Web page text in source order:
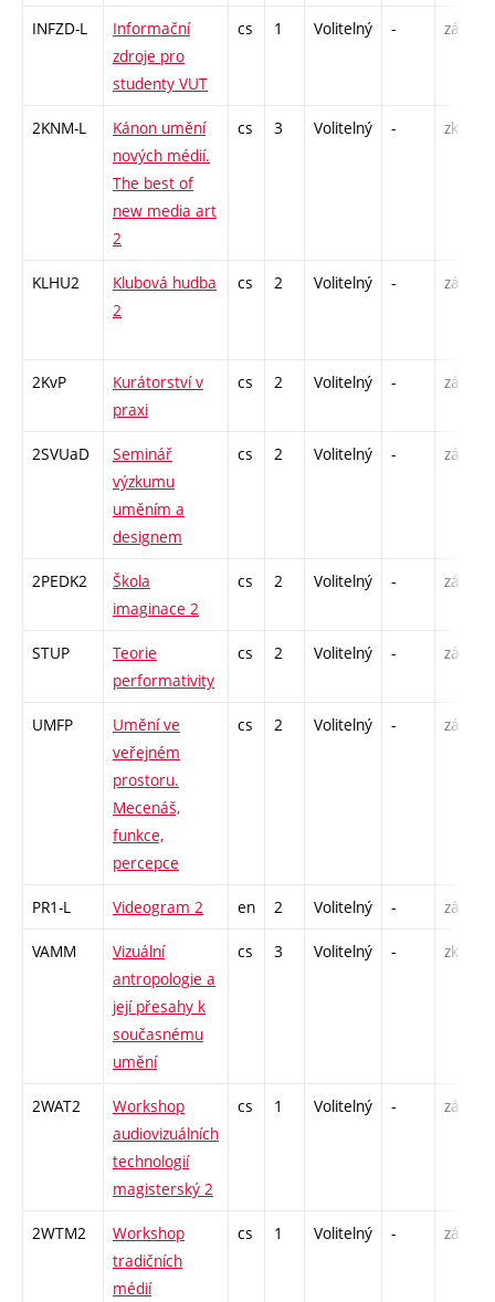
INFZD-L
Informační
zdroje pro
studenty VUT
cs 1 Volitelný - zá
2KNM-L
Kánon umění
nových médií.
The best of
new media art
2
cs 3 Volitelný - zk
KLHU2
Klubová hudba
2
cs 2 Volitelný - zá
2KvP
Kurátorství v
praxi
cs 2 Volitelný - zá
2SVUaD
Seminář
výzkumu
uměním a
designem
cs 2 Volitelný - zá
2PEDK2
Škola
imaginace 2
cs 2 Volitelný - zá
STUP
Teorie
performativity
cs 2 Volitelný - zá
UMFP
Umění ve
veřejném
prostoru.
Mecenáš,
funkce,
percepce
cs 2 Volitelný - zá
PR1-L Videogram 2 en 2 Volitelný - zá
VAMM
Vizuální
antropologie a
její přesahy k
současnému
umění
cs 3 Volitelný - zk
2WAT2
Workshop
audiovizuálních
technologií
magisterský 2
cs 1 Volitelný - zá
2WTM2
Workshop
tradičních
médií
cs 1 Volitelný - zá